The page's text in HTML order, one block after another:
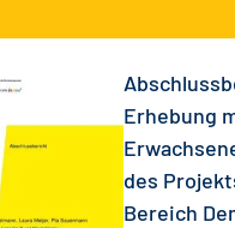
Erhebung
des
Bereich